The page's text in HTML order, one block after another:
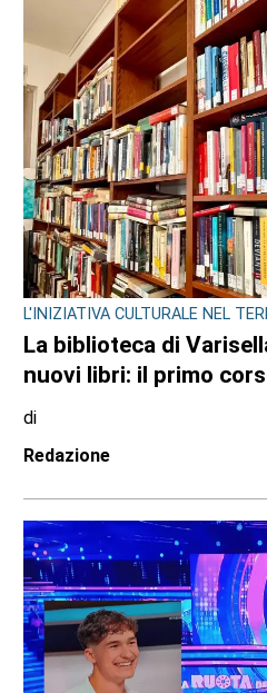
L'INIZIATIVA CULTURALE NEL
La biblioteca di
nuovi libri: il primo
di
Redazione